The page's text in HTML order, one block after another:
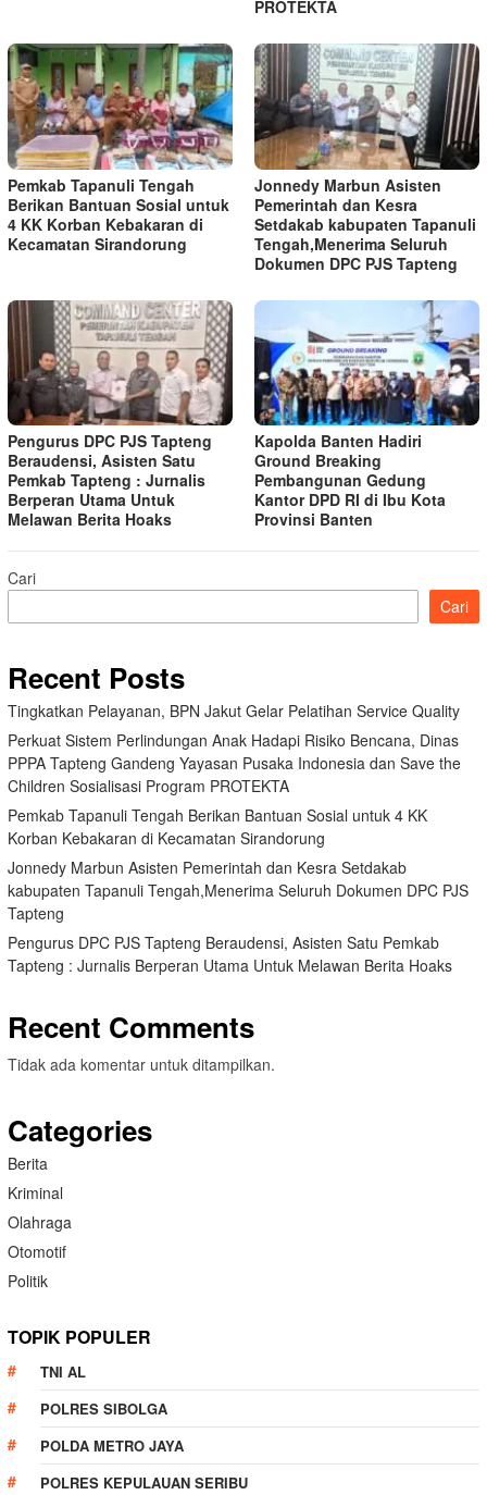
PROTEKTA
Pemkab Tapanuli Tengah
Berikan Bantuan Sosial untuk
4 KK Korban Kebakaran di
Kecamatan Sirandorung
Jonnedy Marbun Asisten
Pemerintah dan Kesra
Setdakab kabupaten Tapanuli
Tengah,Menerima Seluruh
Dokumen DPC PJS Tapteng
Pengurus DPC PJS Tapteng
Beraudensi, Asisten Satu
Pemkab Tapteng : Jurnalis
Berperan Utama Untuk
Melawan Berita Hoaks
Kapolda Banten Hadiri
Ground Breaking
Pembangunan Gedung
Kantor DPD RI di Ibu Kota
Provinsi Banten
Cari
Cari
Recent Posts
Tingkatkan Pelayanan, BPN Jakut Gelar Pelatihan Service Quality
Perkuat Sistem Perlindungan Anak Hadapi Risiko Bencana, Dinas
PPPA Tapteng Gandeng Yayasan Pusaka Indonesia dan Save the
Children Sosialisasi Program PROTEKTA
Pemkab Tapanuli Tengah Berikan Bantuan Sosial untuk 4 KK
Korban Kebakaran di Kecamatan Sirandorung
Jonnedy Marbun Asisten Pemerintah dan Kesra Setdakab
kabupaten Tapanuli Tengah,Menerima Seluruh Dokumen DPC PJS
Tapteng
Pengurus DPC PJS Tapteng Beraudensi, Asisten Satu Pemkab
Tapteng : Jurnalis Berperan Utama Untuk Melawan Berita Hoaks
Recent Comments
Tidak ada komentar untuk ditampilkan.
Categories
Berita
Kriminal
Olahraga
Otomotif
Politik
TOPIK POPULER
TNI AL
POLRES SIBOLGA
POLDA METRO JAYA
POLRES KEPULAUAN SERIBU